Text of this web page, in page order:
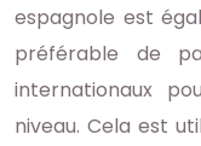
espagnole est
préférable de
internationaux
niveau. Cela est